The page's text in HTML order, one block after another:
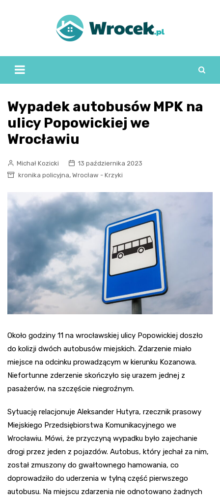
Wypadek autobusów MPK na
ulicy Popowickiej we
Wrocławiu
Michał Kozicki
13 października 2023
kronika policyjna, Wrocław - Krzyki
Około godziny 11 na wrocławskiej ulicy Popowickiej doszło
do kolizji dwóch autobusów miejskich. Zdarzenie miało
miejsce na odcinku prowadzącym w kierunku Kozanowa.
Niefortunne zderzenie skończyło się urazem jednej z
pasażerów, na szczęście niegroźnym.
Sytuację relacjonuje Aleksander Hutyra, rzecznik prasowy
Miejskiego Przedsiębiorstwa Komunikacyjnego we
Wrocławiu. Mówi, że przyczyną wypadku było zajechanie
drogi przez jeden z pojazdów. Autobus, który jechał za nim,
został zmuszony do gwałtownego hamowania, co
doprowadziło do uderzenia w tylną część pierwszego
autobusu. Na miejscu zdarzenia nie odnotowano żadnych